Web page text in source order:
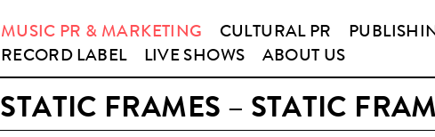
MUSIC PR & MARKETING CULTURAL PR
RECORD LABEL
LIVE SHOWS ABOUT US
STATIC FRAMES – STATIC